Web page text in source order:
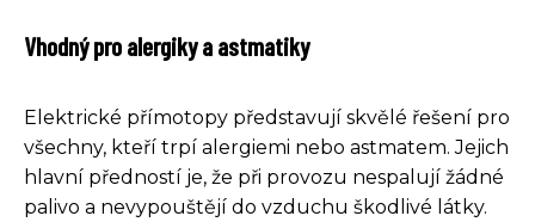
Vhodný pro alergiky a astmatiky
Elektrické přímotopy představují skvělé řešení pro
všechny, kteří trpí alergiemi nebo astmatem. Jejich
hlavní předností je, že při provozu nespalují žádné
palivo a nevypouštějí do vzduchu škodlivé látky.